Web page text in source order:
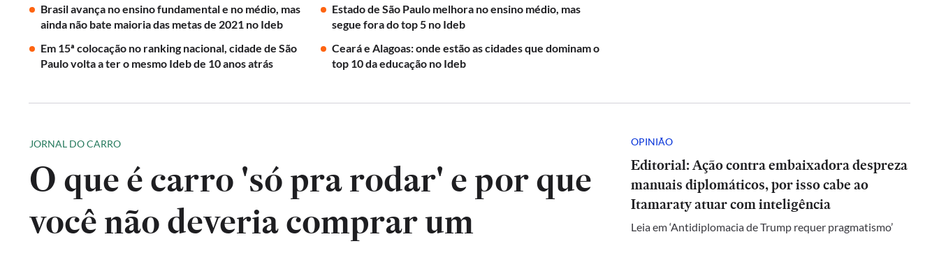
Brasil avança no ensino fundamental e no médio, mas
ainda não bate maioria das metas de 2021 no Ideb
Estado de São Paulo melhora no ensino médio, mas
segue fora do top 5 no Ideb
Em 15ª colocação no ranking nacional, cidade de São
Paulo volta a ter o mesmo Ideb de 10 anos atrás
Ceará e Alagoas: onde estão as cidades que dominam o
top 10 da educação no Ideb
JORNAL DO CARRO
O que é carro 'só pra rodar' e por que
você não deveria comprar um
OPINIÃO
Editorial: Ação contra embaixadora despreza
manuais diplomáticos, por isso cabe ao
Itamaraty atuar com inteligência
Leia em ‘Antidiplomacia de Trump requer pragmatismo’